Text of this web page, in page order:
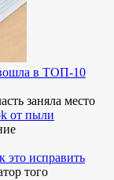
в ТОП-10
заняла место
от пыли
это исправить
того